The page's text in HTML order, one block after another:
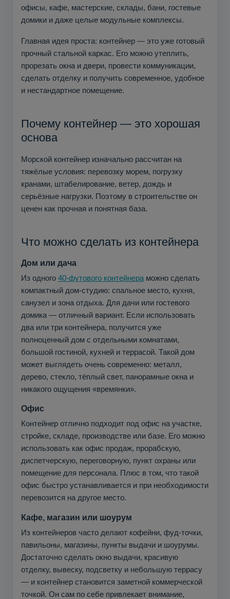
офисы, кафе, мастерские, склады, бани, гостевые
домики и даже целые модульные комплексы.
Главная идея проста: контейнер — это уже готовый
прочный стальной каркас. Его можно утеплить,
прорезать окна и двери, провести коммуникации,
сделать отделку и получить современное, удобное
и нестандартное помещение.
Почему контейнер — это хорошая
основа
Морской контейнер изначально рассчитан на
тяжёлые условия: перевозку морем, погрузку
кранами, штабелирование, ветер, дождь и
серьёзные нагрузки. Поэтому в строительстве он
ценен как прочная и понятная база.
Что можно сделать из контейнера
Дом или дача
Из одного 40-футового контейнера можно сделать
компактный дом-студию: спальное место, кухня,
санузел и зона отдыха. Для дачи или гостевого
домика — отличный вариант. Если использовать
два или три контейнера, получится уже
полноценный дом с отдельными комнатами,
большой гостиной, кухней и террасой. Такой дом
может выглядеть очень современно: металл,
дерево, стекло, тёплый свет, панорамные окна и
никакого ощущения «времянки».
Офис
Контейнер отлично подходит под офис на участке,
стройке, складе, производстве или базе. Его можно
использовать как офис продаж, прорабскую,
диспетчерскую, переговорную, пункт охраны или
помещение для персонала. Плюс в том, что такой
офис быстро устанавливается и при необходимости
перевозится на другое место.
Кафе, магазин или шоурум
Из контейнеров часто делают кофейни, фуд-точки,
павильоны, магазины, пункты выдачи и шоурумы.
Достаточно сделать окно выдачи, красивую
отделку, вывеску, подсветку и небольшую террасу
— и контейнер становится заметной коммерческой
точкой. Он сам по себе привлекает внимание,